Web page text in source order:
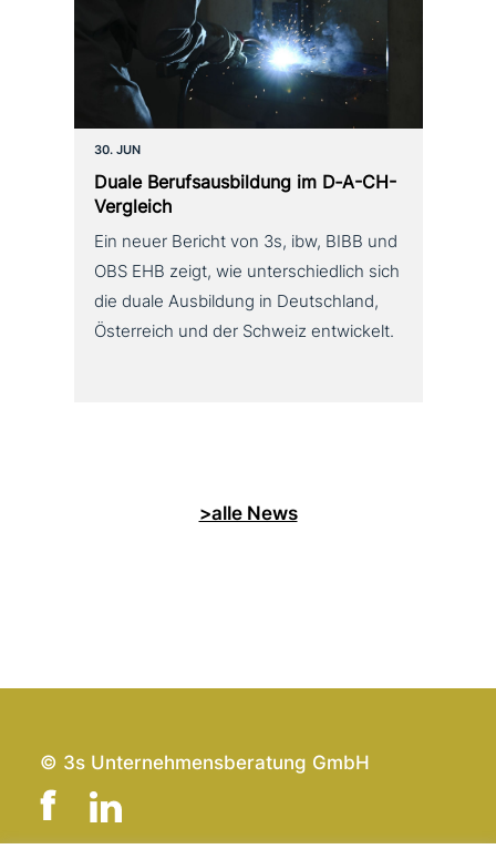
30. JUN
Duale Berufsausbildung im D‑A-CH-
Vergleich
Ein neuer Bericht von 3s, ibw, BIBB und
OBS EHB zeigt, wie unterschiedlich sich
die duale Ausbildung in Deutschland,
Österreich und der Schweiz entwickelt.
>alle News
© 3s Unternehmensberatung GmbH